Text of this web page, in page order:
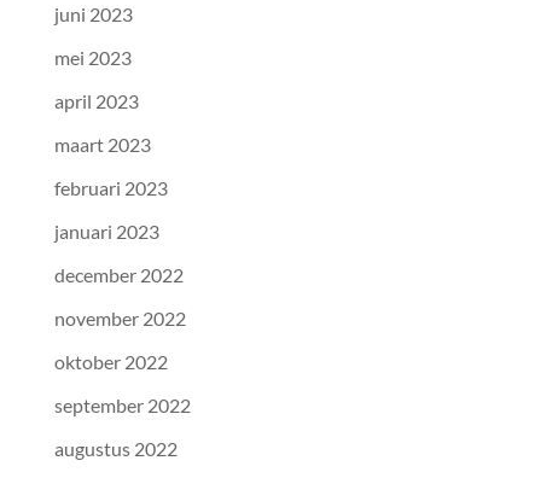
juni 2023
mei 2023
april 2023
maart 2023
februari 2023
januari 2023
december 2022
november 2022
oktober 2022
september 2022
augustus 2022